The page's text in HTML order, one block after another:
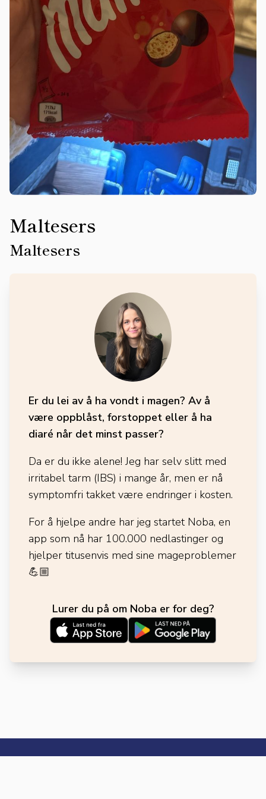
Maltesers
Maltesers
Er du lei av å ha vondt i magen? Av å
være oppblåst, forstoppet eller å ha
diaré når det minst passer?
Da er du ikke alene! Jeg har selv slitt med
irritabel tarm (IBS) i mange år, men er nå
symptomfri takket være endringer i kosten.
For å hjelpe andre har jeg startet Noba, en
app som nå har 100.000 nedlastinger og
hjelper titusenvis med sine mageproblemer
💪🏼
Lurer du på om Noba er for deg?